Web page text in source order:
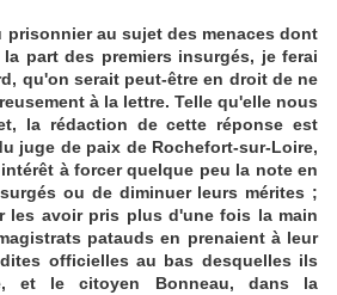
prisonnier au sujet des menaces dont
part des premiers insurgés, je ferai
qu'on serait peut-être en droit de ne
à la lettre. Telle qu'elle nous
la rédaction de cette réponse est
juge de paix de Rochefort-sur-Loire,
à forcer quelque peu la note en
ou de diminuer leurs mérites ;
les avoir pris plus d'une fois la main
patauds en prenaient à leur
officielles au bas desquelles ils
et le citoyen Bonneau, dans la